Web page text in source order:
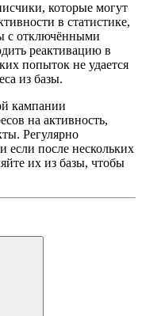
которые могут
в статистике,
с отключёнными
реактивацию в
попыток не удается
из базы.
кампании
на активность,
Регулярно
если после нескольких
их из базы, чтобы